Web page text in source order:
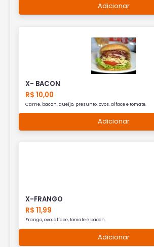
Adicionar
X- BACON
R$ 10,00
Carne, bacon, queijo, presunto, ovos, alface e tomate.
Adicionar
X-FRANGO
R$ 11,99
Frango, ovo, alface, tomate e bacon.
Adicionar